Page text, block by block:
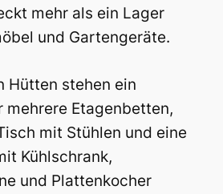
mehr als ein Lager
und Gartengeräte.
Hütten stehen ein
mehrere Etagenbetten,
mit Stühlen und eine
Kühlschrank,
und Plattenkocher